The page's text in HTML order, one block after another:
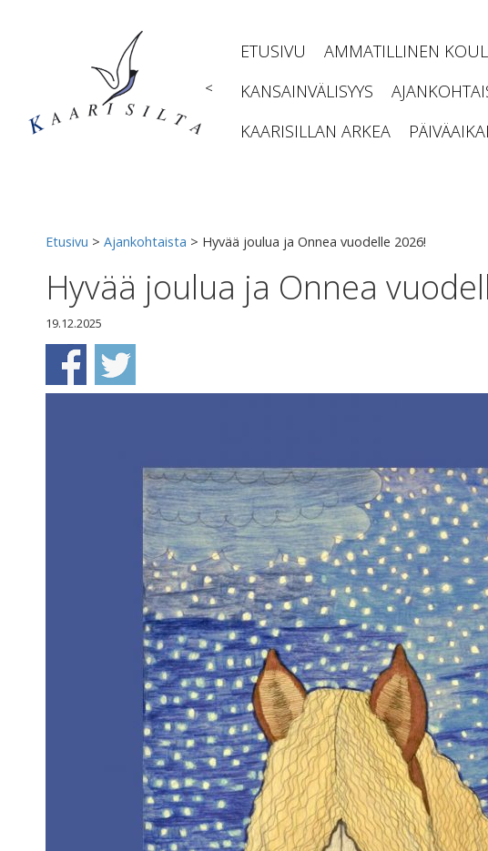
<
ETUSIVU AMMATILLINEN
KANSAINVÄLISYYS
KAARISILLAN ARKEA
Etusivu > Ajankohtaista > Hyvää joulua ja Onnea vuodelle 2026!
Hyvää joulua ja Onnea
19.12.2025